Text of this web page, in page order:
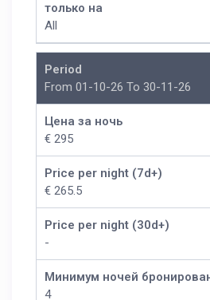
только на
All
Period
From 01-10-26 To 30-11-26
Цена за ночь
€ 295
Price per night (7d+)
€ 265.5
Price per night (30d+)
-
Минимум ночей
4